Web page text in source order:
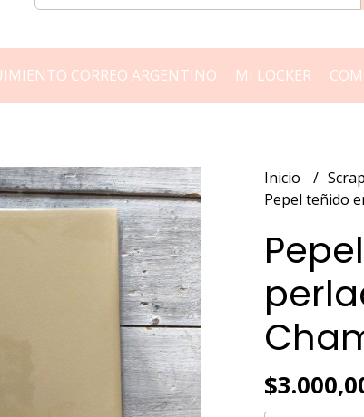
CORREO ARGENTINO MI LOCKER
Inicio
Pepel teñido